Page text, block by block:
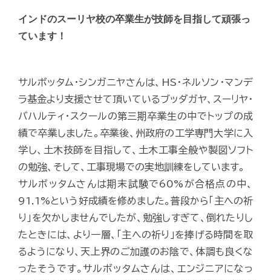
インドのスーリヤ校の卒業生が技師を目指して頑張っ
ています！
サルボッタム・シンガニヤさんは、HS・ネルソン・マンデ
ラ基金より支援させて頂いているブッダガヤ、スーリヤ・
バハルティ・スクールの第三期卒業生の中でトップの成
績で卒業しました。卒業後、州政府の工学専門大学に入
学し、土木技師を目指して、土木工事全般や製図ソフト
の勉強、そして、工事現場での実地訓練をしています。
サルボッタムさんは期末試験で60%が合格点の中、
91.1%という好成績を修めました。普段から「主への祈
り」を欠かしませんでしたが、勉強しすぎて、倒れたりし
たときには、より一層、「主への祈り」を捧げる時間を取
るようになり、天上界のご加護のお陰で、体調も良くな
ったそうです。サルボッタムさんは、エンジニアになっ